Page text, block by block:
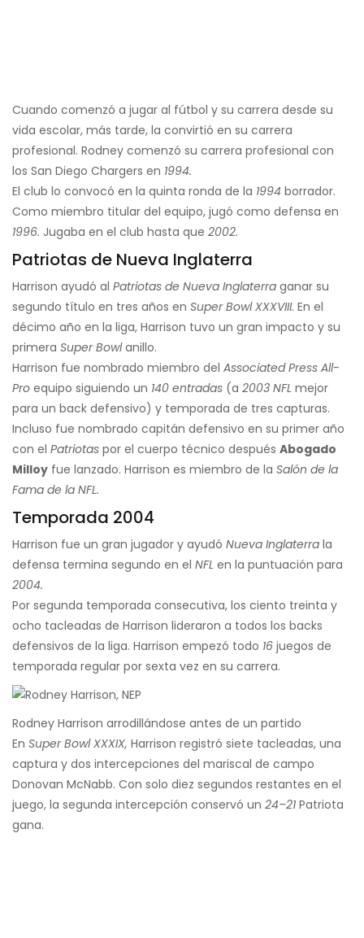
Cuando comenzó a jugar al fútbol y su carrera desde su
vida escolar, más tarde, la convirtió en su carrera
profesional. Rodney comenzó su carrera profesional con
los San Diego Chargers en 1994.
El club lo convocó en la quinta ronda de la 1994 borrador.
Como miembro titular del equipo, jugó como defensa en
1996. Jugaba en el club hasta que 2002.
Patriotas de Nueva Inglaterra
Harrison ayudó al Patriotas de Nueva Inglaterra ganar su
segundo título en tres años en Super Bowl XXXVIII. En el
décimo año en la liga, Harrison tuvo un gran impacto y su
primera Super Bowlanillo.
Harrison fue nombrado miembro del Associated Press All-
Pro equipo siguiendo un 140 entradas (a 2003 NFL mejor
para un back defensivo) y temporada de tres capturas.
Incluso fue nombrado capitán defensivo en su primer año
con el Patriotas por el cuerpo técnico después Abogado
Milloy fue lanzado. Harrison es miembro de la Salón de la
Fama de la NFL.
Temporada 2004
Harrison fue un gran jugador y ayudó Nueva Inglaterra la
defensa termina segundo en el NFL en la puntuación para
2004.
Por segunda temporada consecutiva, los ciento treinta y
ocho tacleadas de Harrison lideraron a todos los backs
defensivos de la liga. Harrison empezó todo 16 juegos de
temporada regular por sexta vez en su carrera.
Rodney Harrison arrodillándose antes de un partido
En Super Bowl XXXIX, Harrison registró siete tacleadas, una
captura y dos intercepciones del mariscal de campo
Donovan McNabb. Con solo diez segundos restantes en el
juego, la segunda intercepción conservó un 24–21 Patriota
gana.